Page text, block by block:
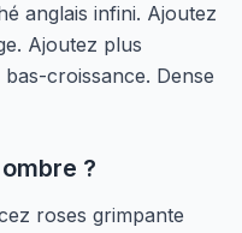
anglais infini. Ajoutez
Ajoutez plus
croissance. Dense
?
roses grimpante